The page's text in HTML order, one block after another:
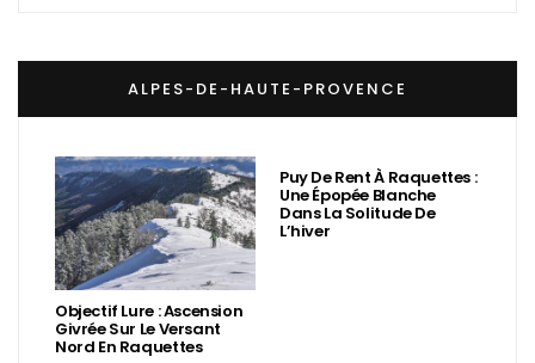
ALPES-DE-HAUTE-PROVENCE
Objectif Lure : Ascension
Givrée Sur Le Versant
Nord En Raquettes
Puy De Rent À Raquettes :
Une Épopée Blanche
Dans La Solitude De
L’hiver